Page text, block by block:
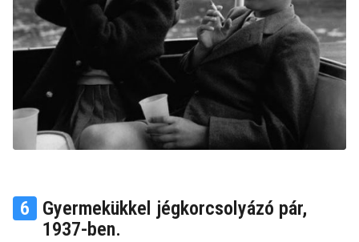
6
Gyermekükkel jégkorcsolyázó pár,
1937-ben.